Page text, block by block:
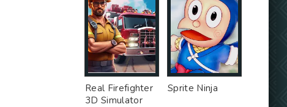
Real Firefighter
3D Simulator
Sprite Ninja